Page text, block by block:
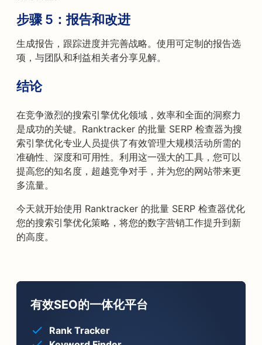
步骤 5：报告和改进
生成报告，跟踪进度并完善战略。使用可定制的报告选
项，与团队和利益相关者分享见解。
结论
在竞争激烈的搜索引擎优化领域，效率和全面的洞察力
是成功的关键。Ranktracker 的批量 SERP 检查器为搜
索引擎优化专业人员提供了有效管理大规模活动所需的
准确性、深度和可用性。利用这一强大的工具，您可以
提高您的知名度，超越竞争对手，并为您的网站带来更
多流量。
今天就开始使用 Ranktracker 的批量 SERP 检查器优化
您的搜索引擎优化策略，将您的数字营销工作提升到新
的高度。
有效SEO的一体化平台
Rank Tracker